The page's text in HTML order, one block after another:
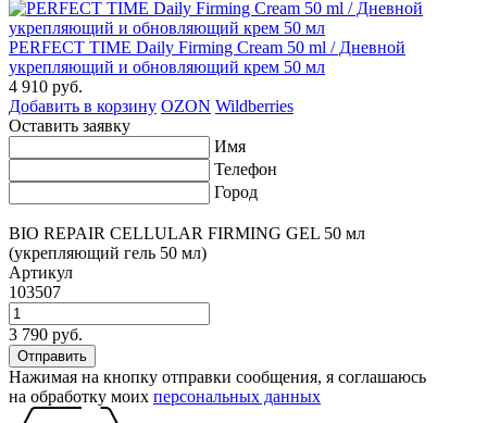
PERFECT TIME Daily Firming Cream 50 ml / Дневной
укрепляющий и обновляющий крем 50 мл
4 910 руб.
Добавить в корзину OZON Wildberries
Оставить заявку
Имя
Телефон
Город
BIO REPAIR CELLULAR FIRMING GEL 50 мл
(укрепляющий гель 50 мл)
Артикул
103507
3 790 руб.
Нажимая на кнопку отправки сообщения, я соглашаюсь
на обработку моих персональных данных